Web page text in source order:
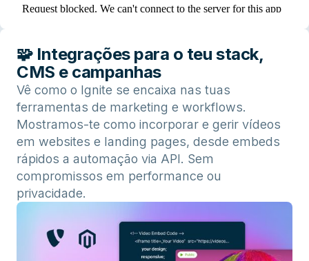
🧩 Integrações para o teu stack,
CMS e campanhas
Vê como o Ignite se encaixa nas tuas
ferramentas de marketing e workflows.
Mostramos-te como incorporar e gerir vídeos
em websites e landing pages, desde embeds
rápidos a automação via API. Sem
compromissos em performance ou
privacidade.